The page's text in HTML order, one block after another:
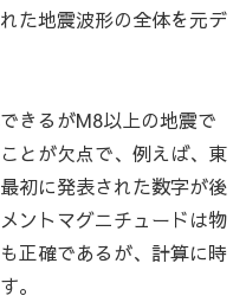
た地震波形の全体を元デ
きるがM8以上の地震で
とが欠点で、例えば、東
初に発表された数字が後
ントマグニチュードは物
正確であるが、計算に時
。